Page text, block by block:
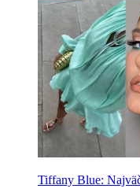
Tiffany Blue: